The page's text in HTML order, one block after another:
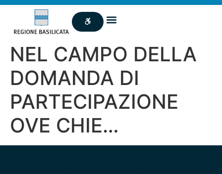
NEL CAMPO DELLA
DOMANDA DI
PARTECIPAZIONE
OVE CHIE…